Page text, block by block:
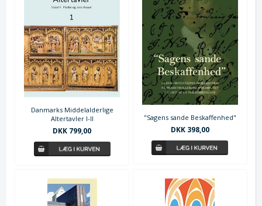
Danmarks Middelalderlige
Altertavler I-II
DKK 799,00
"Sagens sande Beskaffenhed"
DKK 398,00